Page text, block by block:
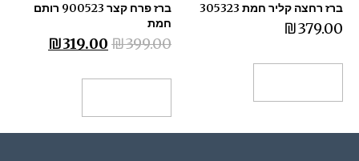
ברז רחצה קליר חמת 305323
₪379.00
ברז פרח קצר 900523 רותם
‏חמת
₪399.00
₪319.00